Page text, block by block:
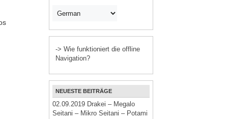
-> Wie funktioniert die offline
Navigation?
NEUESTE BEITRÄGE
02.09.2019 Drakei – Megalo
Seitani – Mikro Seitani – Potami